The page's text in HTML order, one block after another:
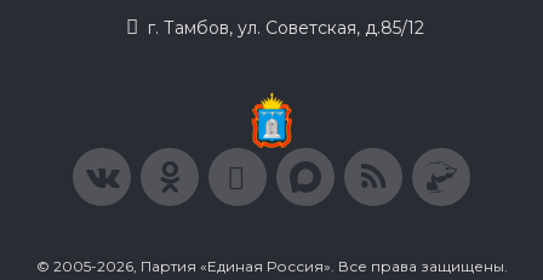
г. Тамбов, ул. Советская, д.85/12
© 2005-2026, Партия «Единая Россия». Все права защищены.